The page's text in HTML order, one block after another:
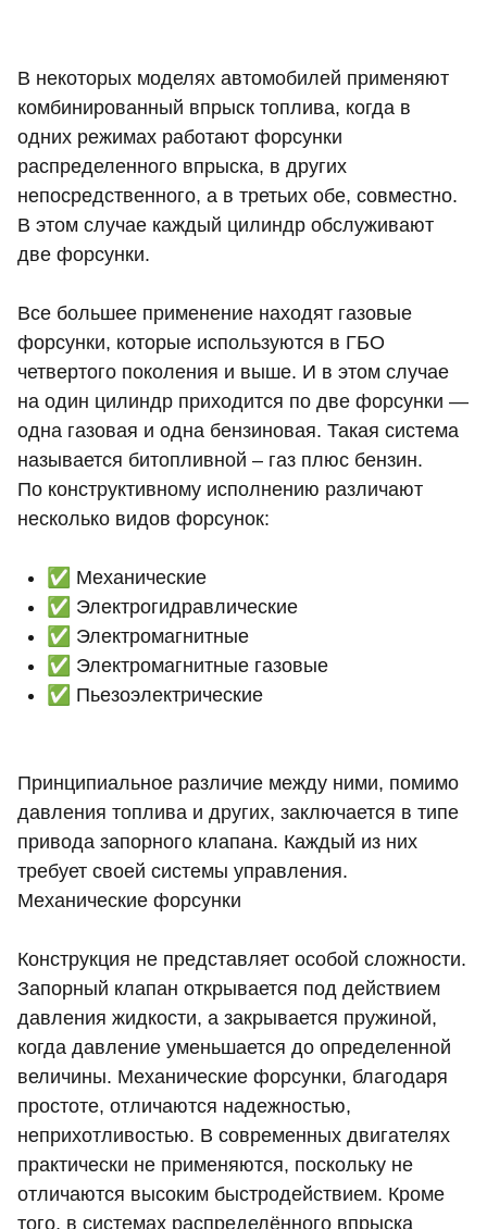
В некоторых моделях автомобилей применяют
комбинированный впрыск топлива, когда в
одних режимах работают форсунки
распределенного впрыска, в других
непосредственного, а в третьих обе, совместно.
В этом случае каждый цилиндр обслуживают
две форсунки.
Все большее применение находят газовые
форсунки, которые используются в ГБО
четвертого поколения и выше. И в этом случае
на один цилиндр приходится по две форсунки —
одна газовая и одна бензиновая. Такая система
называется битопливной – газ плюс бензин.
По конструктивному исполнению различают
несколько видов форсунок:
✅ Механические
✅ Электрогидравлические
✅ Электромагнитные
✅ Электромагнитные газовые
✅ Пьезоэлектрические
Принципиальное различие между ними, помимо
давления топлива и других, заключается в типе
привода запорного клапана. Каждый из них
требует своей системы управления.
Механические форсунки
Конструкция не представляет особой сложности.
Запорный клапан открывается под действием
давления жидкости, а закрывается пружиной,
когда давление уменьшается до определенной
величины. Механические форсунки, благодаря
простоте, отличаются надежностью,
неприхотливостью. В современных двигателях
практически не применяются, поскольку не
отличаются высоким быстродействием. Кроме
того, в системах распределённого впрыска